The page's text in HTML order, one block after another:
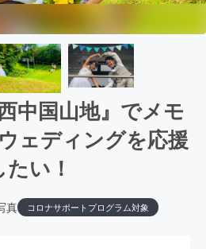
中国山地』でメモ
ェディングを応援
たい！
真 コロナサポートプログラム対象